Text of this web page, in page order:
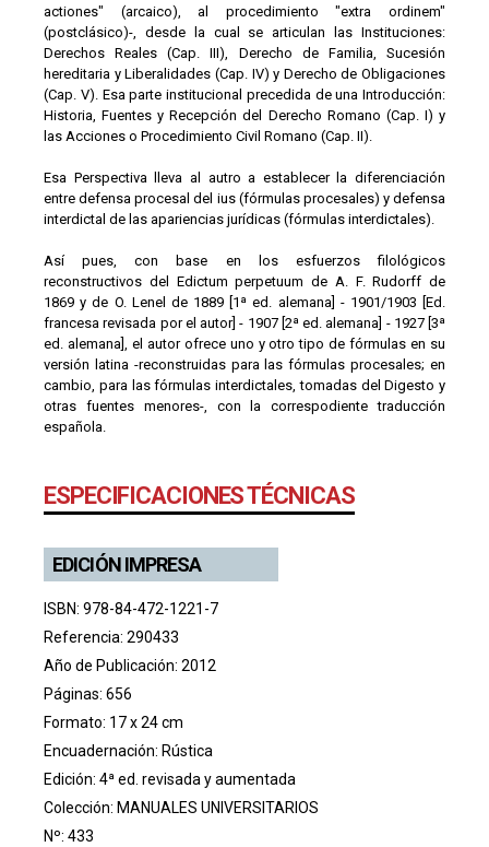
actiones" (arcaico), al procedimiento "extra ordinem"
(postclásico)-, desde la cual se articulan las Instituciones:
Derechos Reales (Cap. III), Derecho de Familia, Sucesión
hereditaria y Liberalidades (Cap. IV) y Derecho de Obligaciones
(Cap. V). Esa parte institucional precedida de una Introducción:
Historia, Fuentes y Recepción del Derecho Romano (Cap. I) y
las Acciones o Procedimiento Civil Romano (Cap. II).
Esa Perspectiva lleva al autro a establecer la diferenciación
entre defensa procesal del ius (fórmulas procesales) y defensa
interdictal de las apariencias jurídicas (fórmulas interdictales).
Así pues, con base en los esfuerzos filológicos
reconstructivos del Edictum perpetuum de A. F. Rudorff de
1869 y de O. Lenel de 1889 [1ª ed. alemana] - 1901/1903 [Ed.
francesa revisada por el autor] - 1907 [2ª ed. alemana] - 1927 [3ª
ed. alemana], el autor ofrece uno y otro tipo de fórmulas en su
versión latina -reconstruidas para las fórmulas procesales; en
cambio, para las fórmulas interdictales, tomadas del Digesto y
otras fuentes menores-, con la correspodiente traducción
española.
ESPECIFICACIONES TÉCNICAS
EDICIÓN IMPRESA
ISBN: 978-84-472-1221-7
Referencia: 290433
Año de Publicación: 2012
Páginas: 656
Formato: 17 x 24 cm
Encuadernación: Rústica
Edición: 4ª ed. revisada y aumentada
Colección: MANUALES UNIVERSITARIOS
Nº: 433